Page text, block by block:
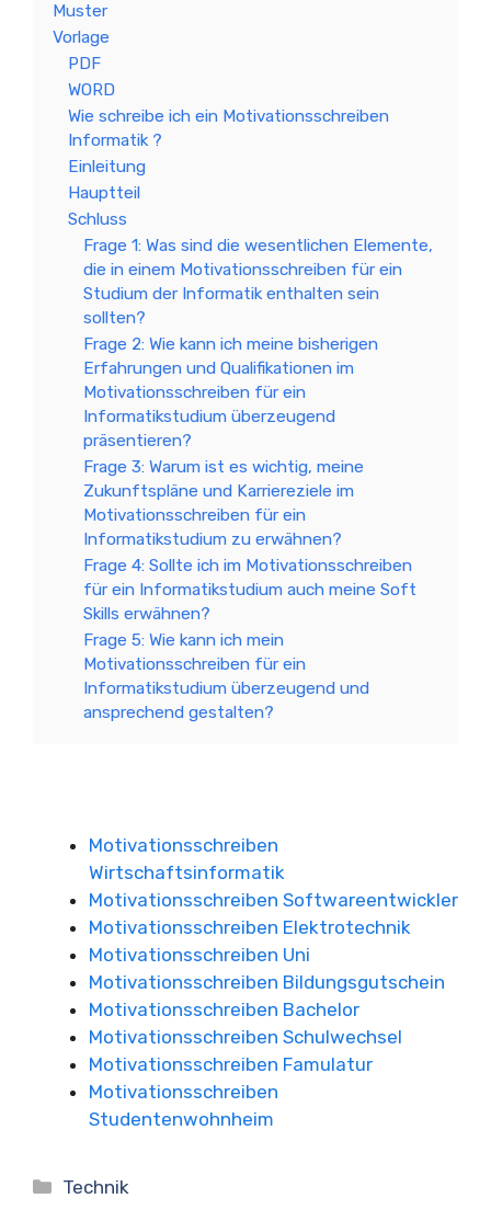
Muster
Vorlage
PDF
WORD
Wie schreibe ich ein Motivationsschreiben
Informatik ?
Einleitung
Hauptteil
Schluss
Frage 1: Was sind die wesentlichen Elemente,
die in einem Motivationsschreiben für ein
Studium der Informatik enthalten sein
sollten?
Frage 2: Wie kann ich meine bisherigen
Erfahrungen und Qualifikationen im
Motivationsschreiben für ein
Informatikstudium überzeugend
präsentieren?
Frage 3: Warum ist es wichtig, meine
Zukunftspläne und Karriereziele im
Motivationsschreiben für ein
Informatikstudium zu erwähnen?
Frage 4: Sollte ich im Motivationsschreiben
für ein Informatikstudium auch meine Soft
Skills erwähnen?
Frage 5: Wie kann ich mein
Motivationsschreiben für ein
Informatikstudium überzeugend und
ansprechend gestalten?
Motivationsschreiben
Wirtschaftsinformatik
Motivationsschreiben Softwareentwickler
Motivationsschreiben Elektrotechnik
Motivationsschreiben Uni
Motivationsschreiben Bildungsgutschein
Motivationsschreiben Bachelor
Motivationsschreiben Schulwechsel
Motivationsschreiben Famulatur
Motivationsschreiben
Studentenwohnheim
Kategorien
Technik